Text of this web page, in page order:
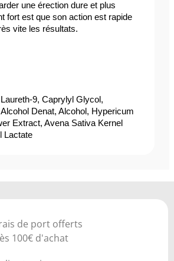
une érection dure et plus
fort est que son action est rapide
vite les résultats.
9, Caprylyl Glycol,
Denat, Alcohol, Hypericum
Extract, Avena Sativa Kernel
Lactate
de port offerts
100€ d'achat